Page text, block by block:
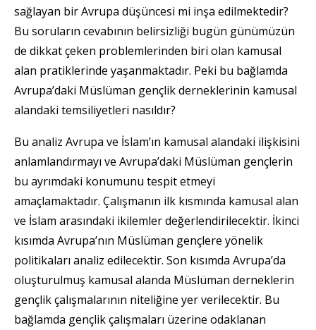
sağlayan bir Avrupa düşüncesi mi inşa edilmektedir?
Bu soruların cevabının belirsizliği bugün günümüzün
de dikkat çeken problemlerinden biri olan kamusal
alan pratiklerinde yaşanmaktadır. Peki bu bağlamda
Avrupa’daki Müslüman gençlik derneklerinin kamusal
alandaki temsiliyetleri nasıldır?
Bu analiz Avrupa ve İslam’ın kamusal alandaki ilişkisini
anlamlandırmayı ve Avrupa’daki Müslüman gençlerin
bu ayrımdaki konumunu tespit etmeyi
amaçlamaktadır. Çalışmanın ilk kısmında kamusal alan
ve İslam arasındaki ikilemler değerlendirilecektir. İkinci
kısımda Avrupa’nın Müslüman gençlere yönelik
politikaları analiz edilecektir. Son kısımda Avrupa’da
oluşturulmuş kamusal alanda Müslüman derneklerin
gençlik çalışmalarının niteliğine yer verilecektir. Bu
bağlamda gençlik çalışmaları üzerine odaklanan